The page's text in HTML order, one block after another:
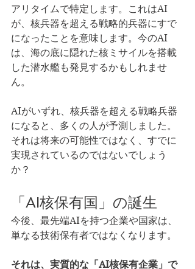
アリタイムで特定します。これはAI
が、核兵器を超える戦略的兵器にすで
になったことを意味します。今のAI
は、海の底に隠れた核ミサイルを搭載
した潜水艦も発見するかもしれませ
ん。
AIがいずれ、核兵器を超える戦略兵器
になると、多くの人が予測しました。
それは将来の可能性ではなく、すでに
実現されているのではないでしょう
か？
「AI核保有国」の誕生
今後、最先端AIを持つ企業や国家は、
単なる技術保有者ではなくなります。
それは、実質的な「AI核保有企業」で